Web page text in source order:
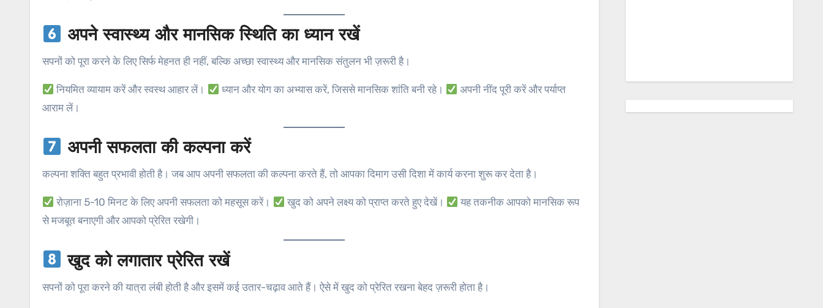
अपने स्वास्थ्य और मानसिक स्थिति का ध्यान रखें
सपनों को पूरा करने के लिए सिर्फ मेहनत ही नहीं, बल्कि अच्छा स्वास्थ्य और मानसिक संतुलन भी ज़रूरी है।
नियमित व्यायाम करें और स्वस्थ आहार लें। ध्यान और योग का अभ्यास करें, जिससे मानसिक शांति बनी रहे।
अपनी नींद पूरी करें और पर्याप्त
आराम लें।
अपनी सफलता की कल्पना करें
कल्पना शक्ति बहुत प्रभावी होती है। जब आप अपनी सफलता की कल्पना करते हैं, तो आपका दिमाग उसी दिशा में कार्य करना शुरू कर देता है।
रोज़ाना 5-10 मिनट के लिए अपनी सफलता को महसूस करें। खुद को अपने लक्ष्य को प्राप्त करते हुए देखें।
यह तकनीक आपको मानसिक रूप
से मजबूत बनाएगी और आपको प्रेरित रखेगी।
खुद को लगातार प्रेरित रखें
सपनों को पूरा करने की यात्रा लंबी होती है और इसमें कई उतार-चढ़ाव आते हैं। ऐसे में खुद को प्रेरित रखना बेहद ज़रूरी होता है।